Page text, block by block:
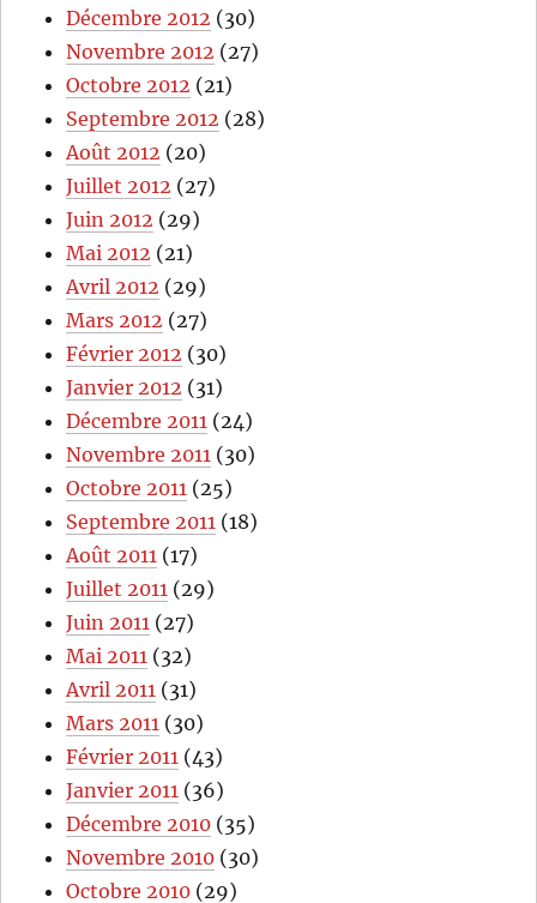
Décembre 2012 (30)
Novembre 2012 (27)
Octobre 2012 (21)
Septembre 2012 (28)
Août 2012 (20)
Juillet 2012 (27)
Juin 2012 (29)
Mai 2012 (21)
Avril 2012 (29)
Mars 2012 (27)
Février 2012 (30)
Janvier 2012 (31)
Décembre 2011 (24)
Novembre 2011 (30)
Octobre 2011 (25)
Septembre 2011 (18)
Août 2011 (17)
Juillet 2011 (29)
Juin 2011 (27)
Mai 2011 (32)
Avril 2011 (31)
Mars 2011 (30)
Février 2011 (43)
Janvier 2011 (36)
Décembre 2010 (35)
Novembre 2010 (30)
Octobre 2010 (29)